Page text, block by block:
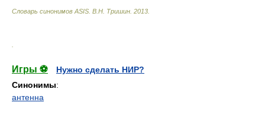
Словарь синонимов ASIS. В.Н. Тришин 2013
Игры ⚽
Нужно сделать НИР?
Синонимы:
антенна